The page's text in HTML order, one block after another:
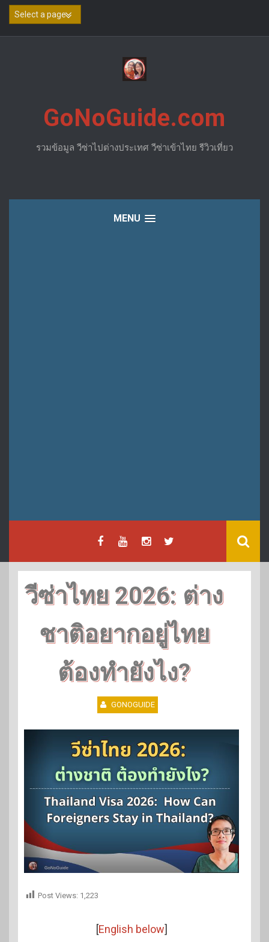
Skip
GoNoGuide.com
รวมข้อมูล วีซ่าไปต่างประเทศ วีซ่าเข้าไทย รีวิวเที่ยว
MENU
วีซ่าไทย 2026: ต่าง
ชาติอยากอยู่ไทย
ต้องทำยังไง?
GONOGUIDE
Post Views: 1,223
[English below]